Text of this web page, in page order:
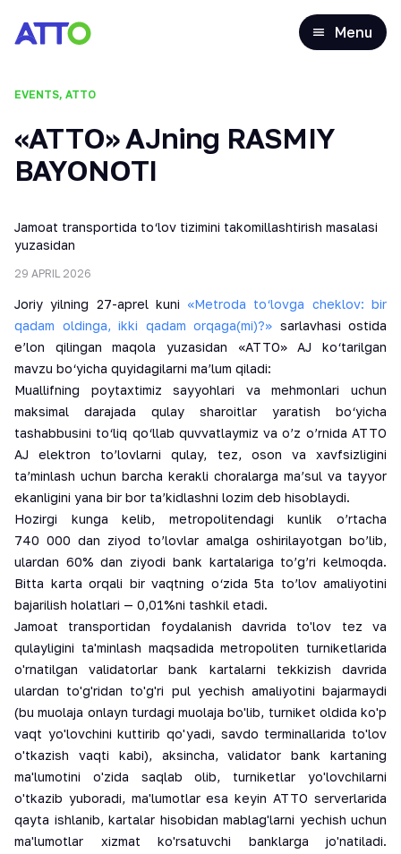
Menu
EVENTS, ATTO
«ATTO» AJning RASMIY
BAYONOTI
Jamoat transportida to‘lov tizimini takomillashtirish masalasi
yuzasidan
29 APRIL 2026
Joriy yilning 27-aprel kuni «Metroda to‘lovga cheklov: bir
qadam oldinga, ikki qadam orqaga(mi)?» sarlavhasi ostida
e’lon qilingan maqola yuzasidan «ATTO» AJ ko‘tarilgan
mavzu bo‘yicha quyidagilarni ma’lum qiladi:
Muallifning poytaxtimiz sayyohlari va mehmonlari uchun
maksimal darajada qulay sharoitlar yaratish bo‘yicha
tashabbusini to‘liq qo‘llab quvvatlaymiz va o’z o’rnida ATTO
AJ elektron to’lovlarni qulay, tez, oson va xavfsizligini
ta’minlash uchun barcha kerakli choralarga ma’sul va tayyor
ekanligini yana bir bor ta’kidlashni lozim deb hisoblaydi.
Hozirgi kunga kelib, metropolitendagi kunlik o’rtacha
740 000 dan ziyod to’lovlar amalga oshirilayotgan bo’lib,
ulardan 60% dan ziyodi bank kartalariga to’g’ri kelmoqda.
Bitta karta orqali bir vaqtning o‘zida 5ta to’lov amaliyotini
bajarilish holatlari — 0,01%ni tashkil etadi.
Jamoat transportidan foydalanish davrida to'lov tez va
qulayligini ta'minlash maqsadida metropoliten turniketlarida
o'rnatilgan validatorlar bank kartalarni tekkizish davrida
ulardan to'g'ridan to'g'ri pul yechish amaliyotini bajarmaydi
(bu muolaja onlayn turdagi muolaja bo'lib, turniket oldida ko'p
vaqt yo'lovchini kuttirib qo'yadi, savdo terminallarida to'lov
o'tkazish vaqti kabi), aksincha, validator bank kartaning
ma'lumotini o'zida saqlab olib, turniketlar yo'lovchilarni
o'tkazib yuboradi, ma'lumotlar esa keyin ATTO serverlarida
qayta ishlanib, kartalar hisobidan mablag'larni yechish uchun
ma'lumotlar xizmat ko'rsatuvchi banklarga jo'natiladi.